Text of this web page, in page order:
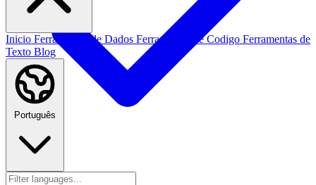
Inicio Ferramentas de Dados Ferramentas de Codigo Ferramentas de
Texto Blog
Português